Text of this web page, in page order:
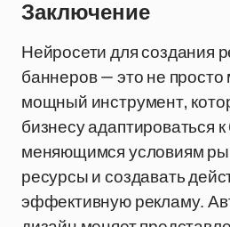
Заключение
Нейросети для создания
баннеров — это не
мощный инструмент,
бизнесу адаптироваться
меняющимся условиям
ресурсы и создавать
эффективную рекламу.